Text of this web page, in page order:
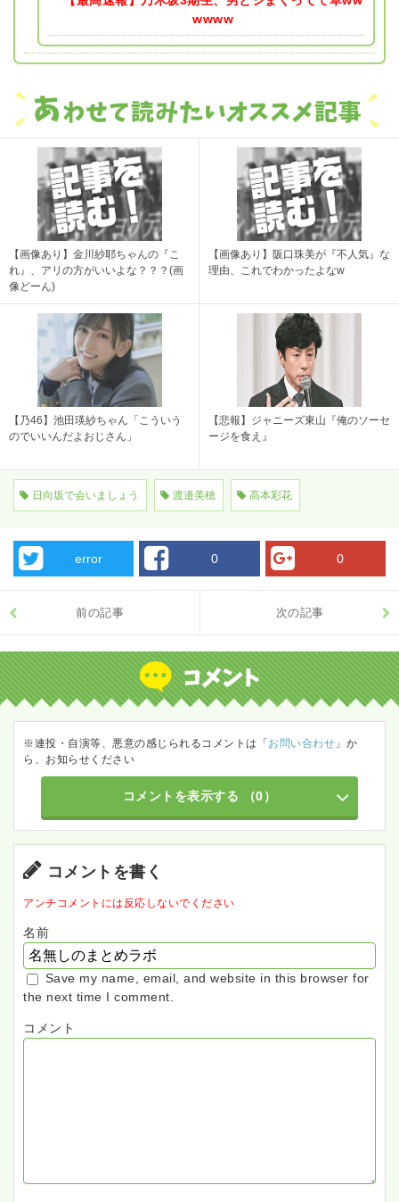
wwww
【画像あり】金川紗耶ちゃんの『こ
れ』、アリの方がいいよな？？？(画
像どーん)
【画像あり】阪口珠美が『不人気』な
理由、これでわかったよなw
【乃46】池田瑛紗ちゃん「こういう
のでいいんだよおじさん」
【悲報】ジャニーズ東山『俺のソーセ
ージを食え』
日向坂で会いましょう 渡邉美穂 高本彩花
error 0 0
前の記事 次の記事
※連投・自演等、悪意の感じられるコメントは「 お問い合わせ 」か
ら、お知らせください
コメントを表示する （0）
コメントを書く
アンチコメントには反応しないでください
名前
Save my name, email, and website in this browser for
the next time I comment.
コメント